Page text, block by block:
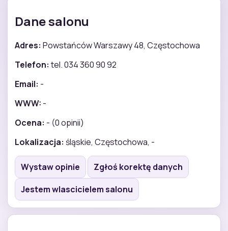
Dane salonu
Adres: Powstańców Warszawy 48, Częstochowa
Telefon: tel. 034 360 90 92
Email: -
WWW: -
Ocena: - (0 opinii)
Lokalizacja: śląskie, Częstochowa, -
Wystaw opinie
Zgłoś korektę danych
Jestem wlascicielem salonu